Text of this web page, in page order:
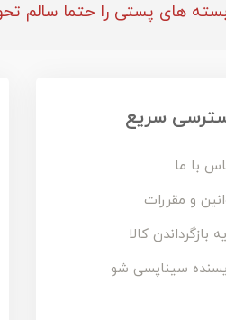
های پستی را حتما سالم
سریع
با ما
و مقررات
بازگرداندن کالا
سیناپسی شو